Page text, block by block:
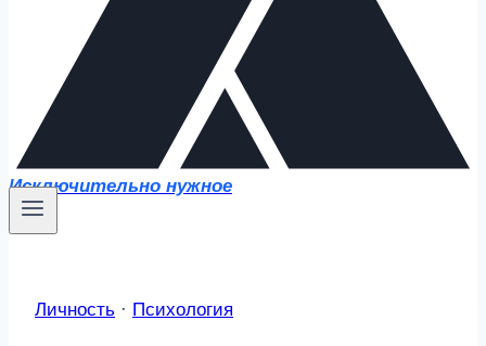
Исключительно нужное
Личность · Психология